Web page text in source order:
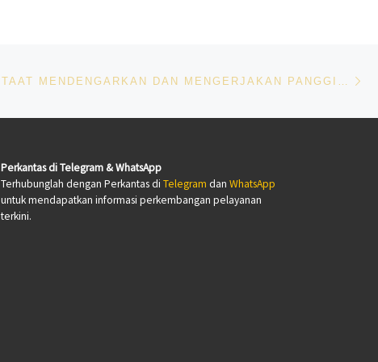
Perkantas di Telegram & WhatsApp
Terhubunglah dengan Perkantas di Telegram dan WhatsApp
untuk mendapatkan informasi perkembangan pelayanan
terkini.